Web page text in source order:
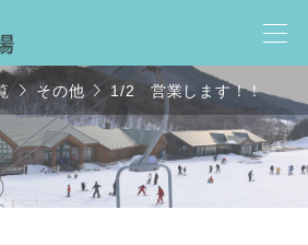
その他 1/2 営業します！！